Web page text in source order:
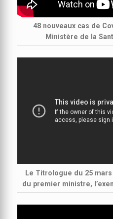
48 nouveaux cas de
Ministère de la
Le Titrologue du 25
du premier ministre,